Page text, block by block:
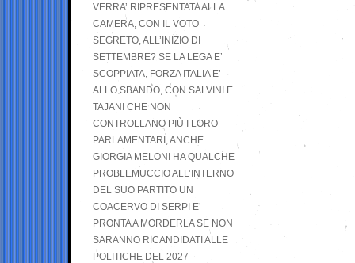
VERRA’ RIPRESENTATA ALLA
CAMERA, CON IL VOTO
SEGRETO, ALL’INIZIO DI
SETTEMBRE? SE LA LEGA E’
SCOPPIATA, FORZA ITALIA E’
ALLO SBANDO, CON SALVINI E
TAJANI CHE NON
CONTROLLANO PIÙ I LORO
PARLAMENTARI, ANCHE
GIORGIA MELONI HA QUALCHE
PROBLEMUCCIO ALL’INTERNO
DEL SUO PARTITO UN
COACERVO DI SERPI E’
PRONTA A MORDERLA SE NON
SARANNO RICANDIDATI ALLE
POLITICHE DEL 2027